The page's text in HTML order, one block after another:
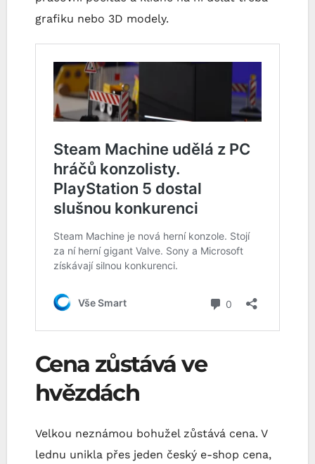
grafiku nebo 3D modely.
Cena zůstává ve
hvězdách
Velkou neznámou bohužel zůstává cena. V
lednu unikla přes jeden český e-shop cena,